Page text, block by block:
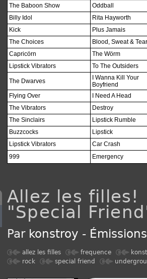
The Baboon Show
Oddball
Billy Idol
Rita Hayworth
Kick
Plus Jamais
The Choices
Blood, Sweat &
Capricörn
The Wörm
Lipstick Vibrators
To The Outsiders
The Dwarves
I Wanna Kill Your
Boyfriend
Flying Over
I Need A Head
The Vibrators
Destroy
The Sinclairs
Lipstick Rumble
Buzzcocks
Lipstick
Lipstick Vibrators
Car Crash
999
Emergency
Allez les filles!
"Special
Par konstroy -
allez les filles frequence
rock
special friend